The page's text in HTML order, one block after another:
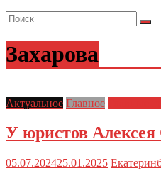
Захарова
Актуальное Главное
У юристов Алексея
05.07.202425.01.2025